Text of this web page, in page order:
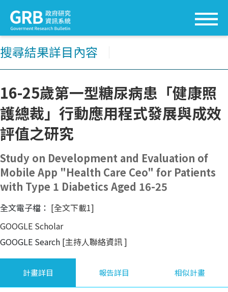
搜尋結果詳目內容
16-25歲第一型糖尿病患「健康照
護總裁」行動應用程式發展與成效
評值之研究
Study on Development and Evaluation of
Mobile App "Health Care Ceo" for Patients
with Type 1 Diabetics Aged 16-25
全文電子檔： [全文下載1]
GOOGLE Scholar
GOOGLE Search [主持人聯絡資訊]
計畫詳目 報告詳目 相似計畫